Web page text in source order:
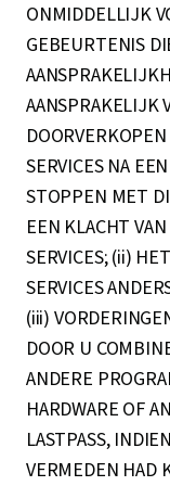
ONMIDDELLIJK
GEBEURTENIS
AANSPRAKELIJK
SERVICES NA
STOPPEN MET
EEN KLACHT
SERVICES; (ii)
SERVICES
(iii)
DOOR U
ANDERE
HARDWARE OF
LASTPASS,
VERMEDEN HAD